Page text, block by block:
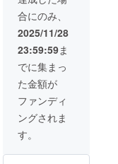
まってしまう恐
れのあるところ
はできません 軽
機を移動できる
ところに限りま
合にのみ、
2025/11/28
23:59:59ま
でに集まっ
た金額が
ファンディ
ングされま
す。